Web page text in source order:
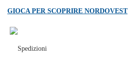
GIOCA PER SCOPRIRE NORDOVEST